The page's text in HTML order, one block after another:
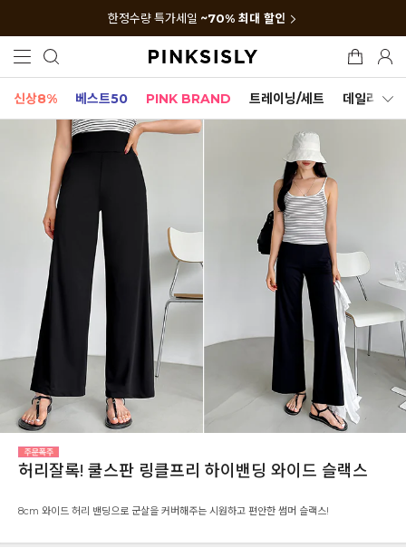
한정수량 특가세일 ~70% 최대 할인
신상8% 베스트50 PINK BRAND 트레이닝/세트 데일리세트
허리잘록! 쿨스판 링클프리 하이밴딩 와이드 슬랙스
8cm 와이드 허리 밴딩으로 군살을 커버해주는 시원하고 편안한 썸머 슬랙스!